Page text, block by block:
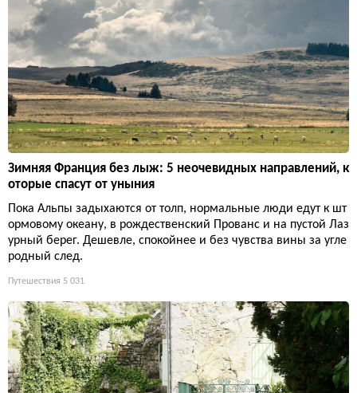
Зимняя Франция без лыж: 5 неочевидных направлений, к
оторые спасут от уныния
Пока Альпы задыхаются от толп, нормальные люди едут к шт
ормовому океану, в рождественский Прованс и на пустой Лаз
урный берег. Дешевле, спокойнее и без чувства вины за угле
родный след.
Путешествия 5 031